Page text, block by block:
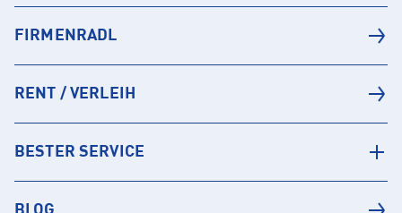
FIRMENRADL
RENT / VERLEIH
BESTER SERVICE